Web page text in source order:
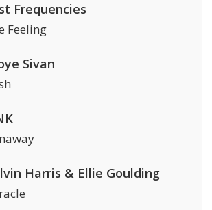
Frequencies
Feeling
Sivan
Harris & Ellie Goulding